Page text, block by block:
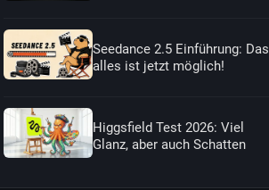
Seedance 2.5 Einführung: Das
alles ist jetzt möglich!
Higgsfield Test 2026: Viel
Glanz, aber auch Schatten